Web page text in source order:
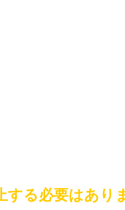
する必要はあり